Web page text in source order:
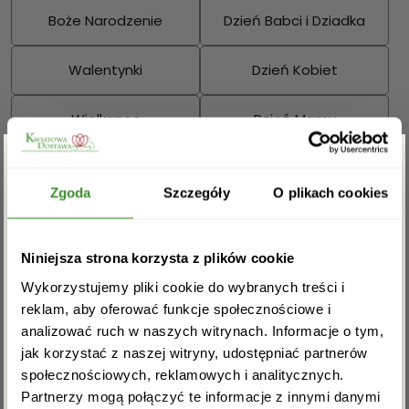
Zgoda Szczegóły O plikach cookies
Niniejsza strona korzysta z plików cookie
Wykorzystujemy pliki cookie do wybranych treści i
reklam, aby oferować funkcje społecznościowe i
analizować ruch w naszych witrynach. Informacje o tym,
jak korzystać z naszej witryny, udostępniać partnerów
społecznościowych, reklamowych i analitycznych.
Partnerzy mogą połączyć te informacje z innymi danymi
Boże Narodzenie Dzień Babci i Dziadka
Walentynki Dzień Kobiet
Wielkanoc Dzień Mamy
Sprawdź również:
Bukiety mieszane Kosze kwiatowe
Zgarnij rabat -5%
Zapisz się do newslettera i zgarnij
rabat na pierwsze zakupy!